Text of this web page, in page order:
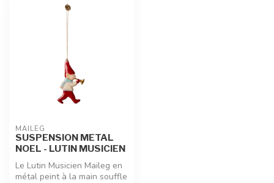
MAILEG
SUSPENSION METAL
NOEL - LUTIN MUSICIEN
Le Lutin Musicien Maileg en
métal peint à la main souffle